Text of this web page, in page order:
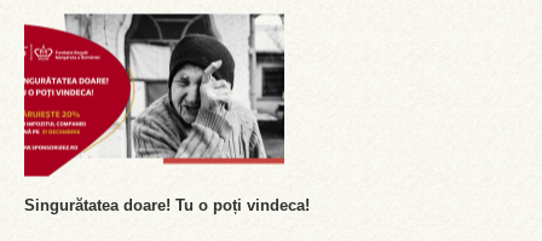
Singurătatea doare! Tu o poți vindeca!